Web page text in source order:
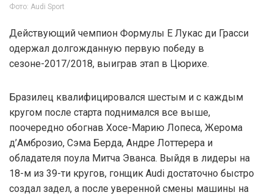
Фото: Audi Sport
Действующий чемпион Формулы E Лукас ди Грасси
одержал долгожданную первую победу в
сезоне-2017/2018, выиграв этап в Цюрихе.
Бразилец квалифицировался шестым и с каждым
кругом после старта поднимался все выше,
поочередно обогнав Хосе-Марию Лопеса, Жерома
д’Амброзио, Сэма Берда, Андре Лоттерера и
обладателя поула Митча Эванса. Выйдя в лидеры на
18-м из 39-ти кругов, гонщик Audi достаточно быстро
создал задел, а после уверенной смены машины на